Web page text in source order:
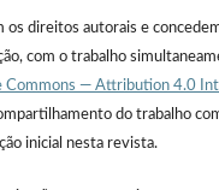
os direitos autorais e
com o trabalho
Commons — Attribution 4.0
do trabalho
inicial nesta revista.